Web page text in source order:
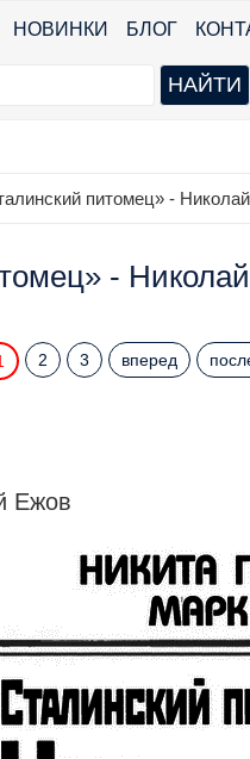
НОВИНКИ БЛОГ
питомец» -
-
2 3 вперед
Ежов